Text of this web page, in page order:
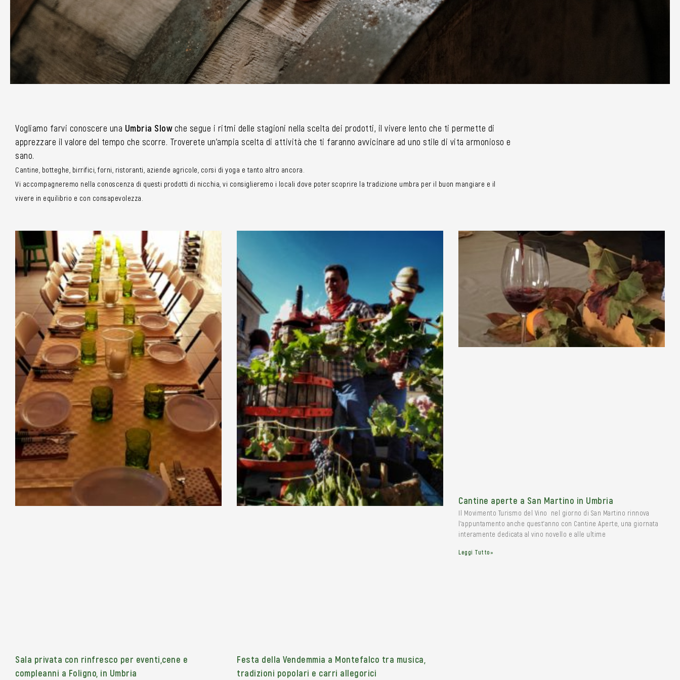
Vogliamo farvi conoscere una Umbria Slowche segue i ritmi delle stagioni nella scelta dei prodotti, il vivere lento che ti permette di
apprezzare il valore del tempo che scorre. Troverete un’ampia scelta di attività che ti faranno avvicinare ad uno stile di vita armonioso e
sano.
Cantine, botteghe, birrifici, forni, ristoranti, aziende agricole, corsi di yoga e tanto altro ancora.
Vi accompagneremo nella conoscenza di questi prodotti di nicchia, vi consiglieremo i locali dove poter scoprire la tradizione umbra per il buon mangiare e il
vivere in equilibrio e con consapevolezza.
Sala privata con rinfresco per eventi,cene e
compleanni a Foligno, in Umbria
Festa della Vendemmia a Montefalco tra musica,
tradizioni popolari e carri allegorici
Cantine aperte a San Martino in Umbria
Il Movimento Turismo del Vino nel giorno di San Martino rinnova
l’appuntamento anche quest’anno con Cantine Aperte, una giornata
interamente dedicata al vino novello e alle ultime
Leggi Tutto»